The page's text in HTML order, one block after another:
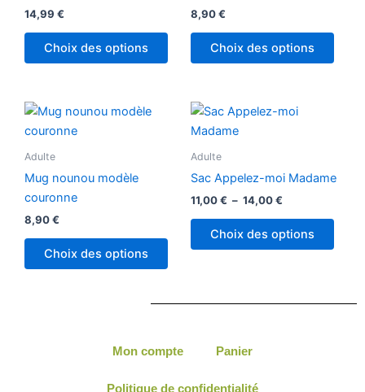
14,99 €
Choix des options
8,90€
Choix des options
Adulte
Mug nounou modèle
couronne
8,90€
Choix des options
Adulte
Sac Appelez-moi Madame
11,00€ – 14,00€
Plage
14,00 €
Choix des options
sur
Mon compte Panier
Politique de confidentialité